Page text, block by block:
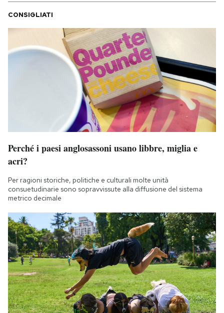
CONSIGLIATI
Perché i paesi anglosassoni usano libbre, miglia e
acri?
Per ragioni storiche, politiche e culturali molte unità
consuetudinarie sono sopravvissute alla diffusione del sistema
metrico decimale